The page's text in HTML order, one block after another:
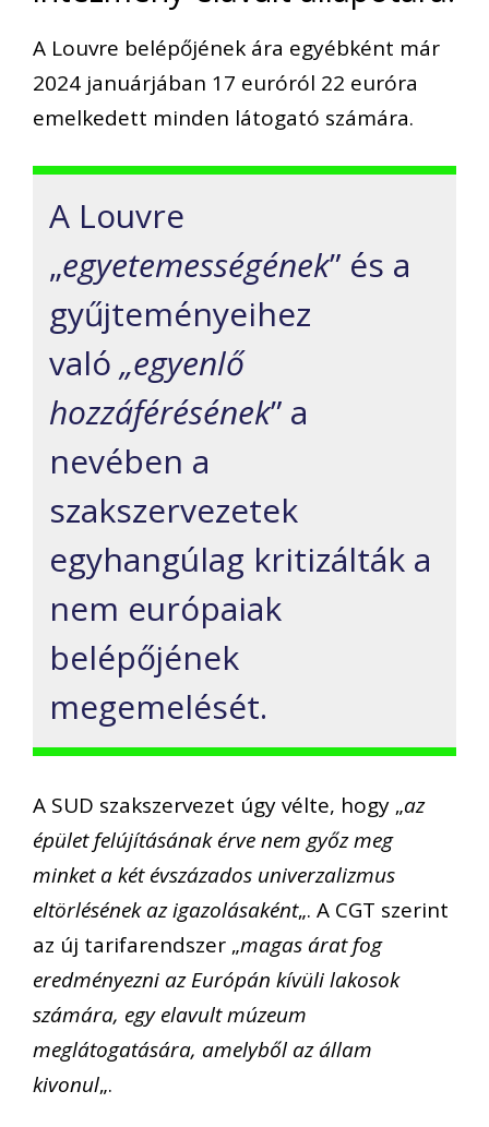
A Louvre belépőjének ára egyébként már
2024 januárjában 17 euróról 22 euróra
emelkedett minden látogató számára.
A Louvre
„egyetemességének” és a
gyűjteményeihez
való „egyenlő
hozzáférésének” a
nevében a
szakszervezetek
egyhangúlag kritizálták a
nem európaiak
belépőjének
megemelését.
A SUD szakszervezet úgy vélte, hogy „az
épület felújításának érve nem győz meg
minket a két évszázados univerzalizmus
eltörlésének az igazolásaként„. A CGT szerint
az új tarifarendszer „magas árat fog
eredményezni az Európán kívüli lakosok
számára, egy elavult múzeum
meglátogatására, amelyből az állam
kivonul„.